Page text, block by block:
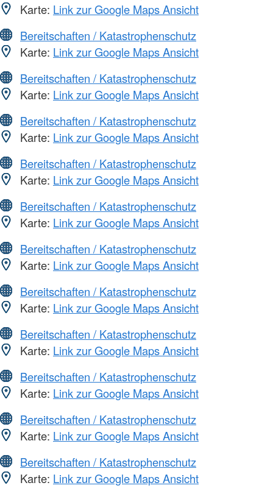
Karte: Link zur Google Maps Ansicht
Bereitschaften / Katastrophenschutz
Karte: Link zur Google Maps Ansicht
Bereitschaften / Katastrophenschutz
Karte: Link zur Google Maps Ansicht
Bereitschaften / Katastrophenschutz
Karte: Link zur Google Maps Ansicht
Bereitschaften / Katastrophenschutz
Karte: Link zur Google Maps Ansicht
Bereitschaften / Katastrophenschutz
Karte: Link zur Google Maps Ansicht
Bereitschaften / Katastrophenschutz
Karte: Link zur Google Maps Ansicht
Bereitschaften / Katastrophenschutz
Karte: Link zur Google Maps Ansicht
Bereitschaften / Katastrophenschutz
Karte: Link zur Google Maps Ansicht
Bereitschaften / Katastrophenschutz
Karte: Link zur Google Maps Ansicht
Bereitschaften / Katastrophenschutz
Karte: Link zur Google Maps Ansicht
Bereitschaften / Katastrophenschutz
Karte: Link zur Google Maps Ansicht